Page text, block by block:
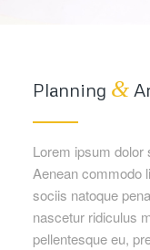
Planning &
Lorem ipsum dolor
Aenean commodo
sociis natoque
nascetur ridiculus
pellentesque eu,